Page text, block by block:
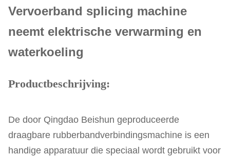
Vervoerband splicing machine
neemt elektrische verwarming en
waterkoeling
Productbeschrijving:
De door Qingdao Beishun geproduceerde
draagbare rubberbandverbindingsmachine is een
handige apparatuur die speciaal wordt gebruikt voor